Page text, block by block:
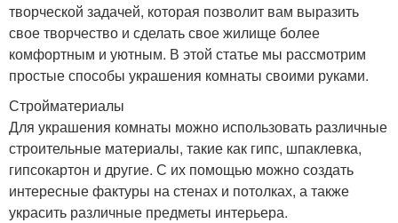
творческой задачей, которая позволит вам выразить
свое творчество и сделать свое жилище более
комфортным и уютным. В этой статье мы рассмотрим
простые способы украшения комнаты своими руками.
Стройматериалы
Для украшения комнаты можно использовать различные
строительные материалы, такие как гипс, шпаклевка,
гипсокартон и другие. С их помощью можно создать
интересные фактуры на стенах и потолках, а также
украсить различные предметы интерьера.